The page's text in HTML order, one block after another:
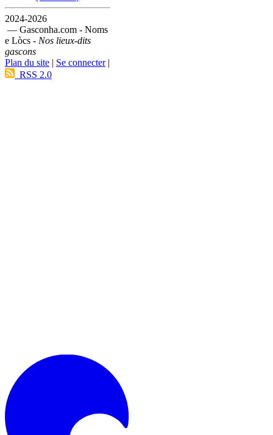
2024-2026
— Gasconha.com - Noms
e Lòcs - Nos lieux-dits
gascons
Plan du site | Se connecter|
RSS 2.0